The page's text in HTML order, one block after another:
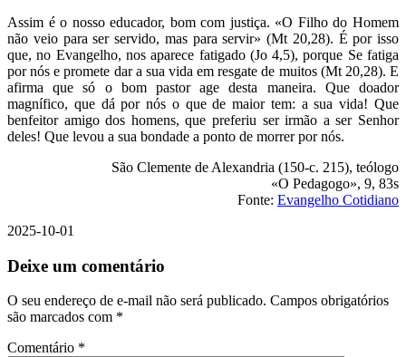
Assim é o nosso educador, bom com justiça. «O Filho do Homem
não veio para ser servido, mas para servir» (Mt 20,28). É por isso
que, no Evangelho, nos aparece fatigado (Jo 4,5), porque Se fatiga
por nós e promete dar a sua vida em resgate de muitos (Mt 20,28). E
afirma que só o bom pastor age desta maneira. Que doador
magnífico, que dá por nós o que de maior tem: a sua vida! Que
benfeitor amigo dos homens, que preferiu ser irmão a ser Senhor
deles! Que levou a sua bondade a ponto de morrer por nós.
São Clemente de Alexandria (150-c. 215), teólogo
«O Pedagogo», 9, 83s
Fonte: Evangelho Cotidiano
2025-10-01
Deixe um comentário
O seu endereço de e-mail não será publicado. Campos obrigatórios
são marcados com *
Comentário *